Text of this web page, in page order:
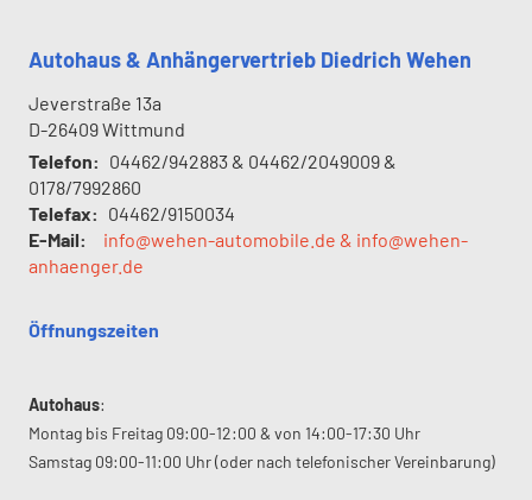
Autohaus & Anhängervertrieb Diedrich Wehen
Jeverstraße 13a
D-26409Wittmund
Telefon: 04462/942883 & 04462/2049009 &
0178/7992860
Telefax: 04462/9150034
E-Mail:
info@wehen-automobile.de & info@wehen-
anhaenger.de
Öffnungszeiten
Autohaus:
Montag bis Freitag 09:00-12:00 & von 14:00-17:30 Uhr
Samstag 09:00-11:00 Uhr (oder nach telefonischer Vereinbarung)